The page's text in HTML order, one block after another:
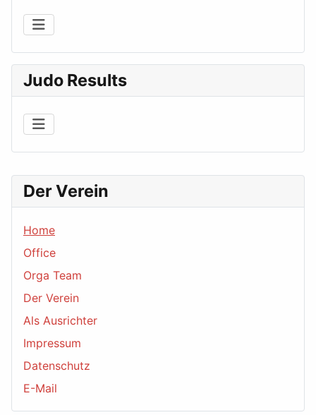
Der Verein
Home
Office
Orga Team
Der Verein
Als Ausrichter
Impressum
Datenschutz
E-Mail
Judo Results